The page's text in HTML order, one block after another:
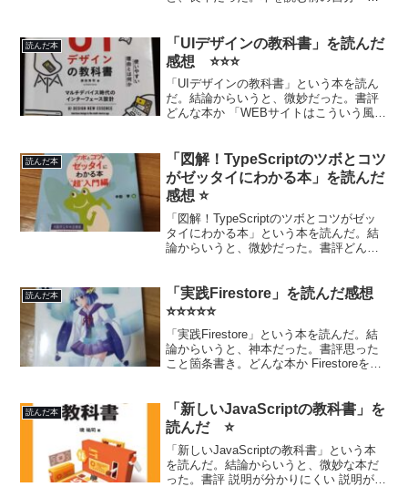
す。 Linuxについて少しかじったことがあ
るレベル メ...
読んだ本
「UIデザインの教科書」を読んだ
感想 ⭐⭐⭐
「UIデザインの教科書」という本を読ん
だ。結論からいうと、微妙だった。書評
どんな本か 「WEBサイトはこういう風に
で「ふーん。で？」って感じだった よく
考えれば分か...
読んだ本
「図解！TypeScriptのツボとコツ
がゼッタイにわかる本」を読んだ
感想 ⭐
「図解！TypeScriptのツボとコツがゼッ
タイにわかる本」という本を読んだ。結
論からいうと、微妙だった。書評どんな
ったことないです」みたいな人読むの
に...
読んだ本
「実践Firestore」を読んだ感想
⭐⭐⭐⭐⭐
「実践Firestore」という本を読んだ。結
論からいうと、神本だった。書評思った
こと箇条書き。どんな本か Firestoreを中
上あります。RDSを使った...
読んだ本
「新しいJavaScriptの教科書」を
読んだ ⭐
「新しいJavaScriptの教科書」という本
を読んだ。結論からいうと、微妙な本だ
った。書評 説明が分かりにくい 説明がた